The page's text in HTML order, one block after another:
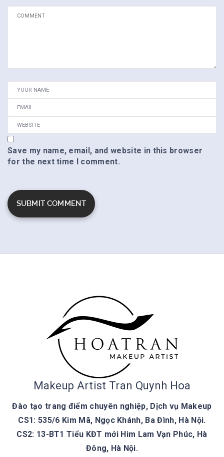
Save my name, email, and website in this browser
for the next time I comment.
Makeup Artist Tran Quynh Hoa
Đào tạo trang điểm chuyên nghiệp, Dịch vụ Makeup
CS1: 535/6 Kim Mã, Ngọc Khánh, Ba Đình, Hà Nội.
CS2: 13-BT1 Tiểu KĐT mới Him Lam Vạn Phúc, Hà
Đông, Hà Nội.